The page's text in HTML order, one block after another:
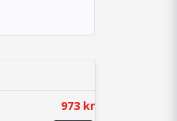
973 kr